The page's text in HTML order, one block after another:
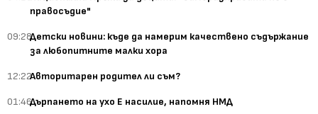
правосъдие"
09:28Детски новини: къде да намерим качествено съдържание
за любопитните малки хора
12:22Авторитарен родител ли съм?
01:46Дърпането на ухо Е насилие, напомня НМД